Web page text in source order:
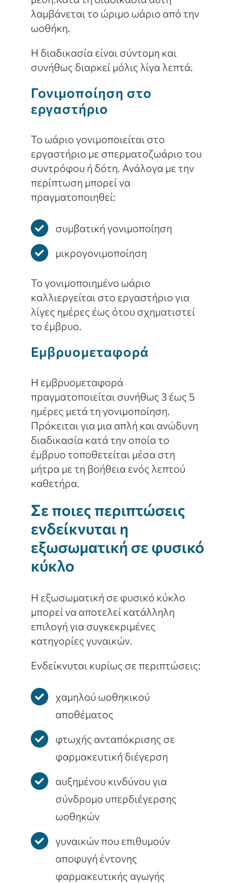
λαμβάνεται το ώριμο ωάριο από την
ωοθήκη.
Η διαδικασία είναι σύντομη και
συνήθως διαρκεί μόλις λίγα λεπτά.
Γονιμοποίηση στο
εργαστήριο
Το ωάριο γονιμοποιείται στο
εργαστήριο με σπερματοζωάριο του
συντρόφου ή δότη. Ανάλογα με την
περίπτωση μπορεί να
πραγματοποιηθεί:
συμβατική γονιμοποίηση
μικρογονιμοποίηση
Το γονιμοποιημένο ωάριο
καλλιεργείται στο εργαστήριο για
λίγες ημέρες έως ότου σχηματιστεί
το έμβρυο.
Εμβρυομεταφορά
Η εμβρυομεταφορά
πραγματοποιείται συνήθως 3 έως 5
ημέρες μετά τη γονιμοποίηση.
Πρόκειται για μια απλή και ανώδυνη
διαδικασία κατά την οποία το
έμβρυο τοποθετείται μέσα στη
μήτρα με τη βοήθεια ενός λεπτού
καθετήρα.
Σε ποιες περιπτώσεις
ενδείκνυται η
εξωσωματική σε φυσικό
κύκλο
Η εξωσωματική σε φυσικό κύκλο
μπορεί να αποτελεί κατάλληλη
επιλογή για συγκεκριμένες
κατηγορίες γυναικών.
Ενδείκνυται κυρίως σε περιπτώσεις:
χαμηλού ωοθηκικού
αποθέματος
φτωχής ανταπόκρισης σε
φαρμακευτική διέγερση
αυξημένου κινδύνου για
σύνδρομο υπερδιέγερσης
ωοθηκών
γυναικών που επιθυμούν
αποφυγή έντονης
φαρμακευτικής αγωγής